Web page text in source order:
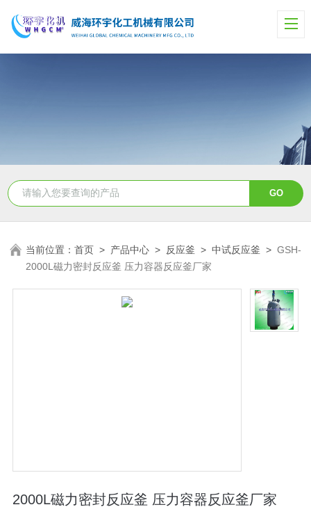
当前位置：首页 > 产品中心 > 反应釜 >中试反应釜 >GSH-
2000L磁力密封反应釜 压力容器反应釜厂家
2000L磁力密封反应釜 压力容器反应釜厂家